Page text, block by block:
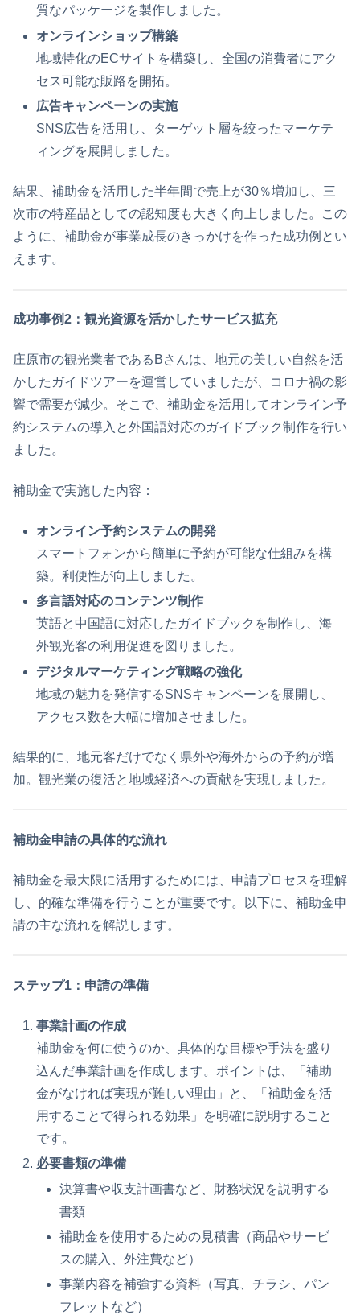
質なパッケージを製作しました。
オンラインショップ構築
地域特化のECサイトを構築し、全国の消費者にアク
セス可能な販路を開拓。
広告キャンペーンの実施
SNS広告を活用し、ターゲット層を絞ったマーケテ
ィングを展開しました。
結果、補助金を活用した半年間で売上が30％増加し、三
次市の特産品としての認知度も大きく向上しました。この
ように、補助金が事業成長のきっかけを作った成功例とい
えます。
成功事例2：観光資源を活かしたサービス拡充
庄原市の観光業者であるBさんは、地元の美しい自然を活
かしたガイドツアーを運営していましたが、コロナ禍の影
響で需要が減少。そこで、補助金を活用してオンライン予
約システムの導入と外国語対応のガイドブック制作を行い
ました。
補助金で実施した内容：
オンライン予約システムの開発
スマートフォンから簡単に予約が可能な仕組みを構
築。利便性が向上しました。
多言語対応のコンテンツ制作
英語と中国語に対応したガイドブックを制作し、海
外観光客の利用促進を図りました。
デジタルマーケティング戦略の強化
地域の魅力を発信するSNSキャンペーンを展開し、
アクセス数を大幅に増加させました。
結果的に、地元客だけでなく県外や海外からの予約が増
加。観光業の復活と地域経済への貢献を実現しました。
補助金申請の具体的な流れ
補助金を最大限に活用するためには、申請プロセスを理解
し、的確な準備を行うことが重要です。以下に、補助金申
請の主な流れを解説します。
ステップ1：申請の準備
事業計画の作成
補助金を何に使うのか、具体的な目標や手法を盛り
込んだ事業計画を作成します。ポイントは、「補助
金がなければ実現が難しい理由」と、「補助金を活
用することで得られる効果」を明確に説明すること
です。
必要書類の準備
決算書や収支計画書など、財務状況を説明する
書類
補助金を使用するための見積書（商品やサービ
スの購入、外注費など）
事業内容を補強する資料（写真、チラシ、パン
フレットなど）